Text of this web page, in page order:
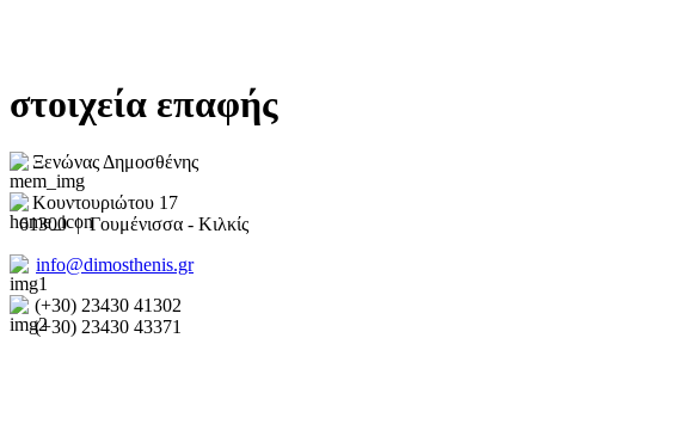
στοιχεία επαφής
Ξενώνας Δημοσθένης
Κουντουριώτου 17
61300 | Γουμένισσα - Κιλκίς
info@dimosthenis.gr
(+30) 23430 41302
(+30) 23430 43371